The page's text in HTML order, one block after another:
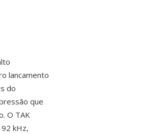
lancamento
do
que
O TAK
kHz,